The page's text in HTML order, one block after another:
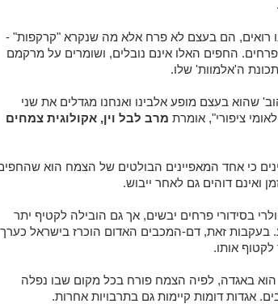
ציפורי", אומרת מרב לבל וין, אקולוגית צמחים
ואינם דוהים גם לאחר ייבוש.
בסידורי פרחים יבשים, אך גם הובילה לקטיף יתר
לקטוף אותו.
אגדות דומות קיימות גם בתרבויות אחרות.
גן לאומי קסטל, נחל ציפורי, מנחת הכלנית במגידו,